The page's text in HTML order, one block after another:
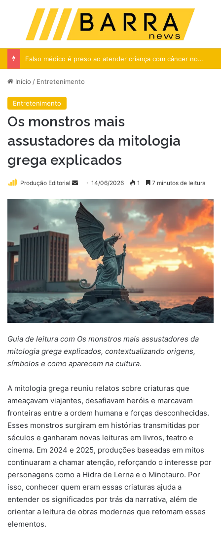
Menu
Falso médico é preso ao atender criança com câncer no RJ
Início / Entretenimento
Entretenimento
Os monstros mais
assustadores da mitologia
grega explicados
Produção Editorial
Mande
e-
mail
14/06/2026 1 7 minutos de leitura
Guia de leitura com Os monstros mais assustadores da
mitologia grega explicados, contextualizando origens,
símbolos e como aparecem na cultura.
A mitologia grega reuniu relatos sobre criaturas que
ameaçavam viajantes, desafiavam heróis e marcavam
fronteiras entre a ordem humana e forças desconhecidas.
Esses monstros surgiram em histórias transmitidas por
séculos e ganharam novas leituras em livros, teatro e
cinema. Em 2024 e 2025, produções baseadas em mitos
continuaram a chamar atenção, reforçando o interesse por
personagens como a Hidra de Lerna e o Minotauro. Por
isso, conhecer quem eram essas criaturas ajuda a
entender os significados por trás da narrativa, além de
orientar a leitura de obras modernas que retomam esses
elementos.